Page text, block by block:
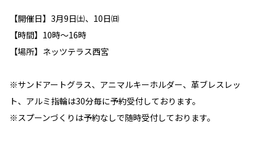
【開催日】3月9日㈯、10日㈰
【時間】10時～16時
【場所】ネッツテラス西宮
※サンドアートグラス、アニマルキーホルダー、革ブレスレッ
ト、アルミ指輪は30分毎に予約受付しております。
※スプーンづくりは予約なしで随時受付しております。